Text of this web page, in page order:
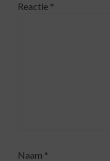
Reactie *
Naam *